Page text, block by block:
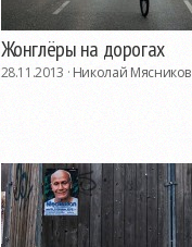
Жонглёры на дорогах
28.11.2013 ·Николай Мясников